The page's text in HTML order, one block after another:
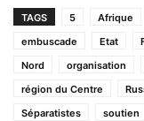
TAGS 5 Afrique
embuscade
Etat
Nord
organisation
région du Centre
Séparatistes
soutien